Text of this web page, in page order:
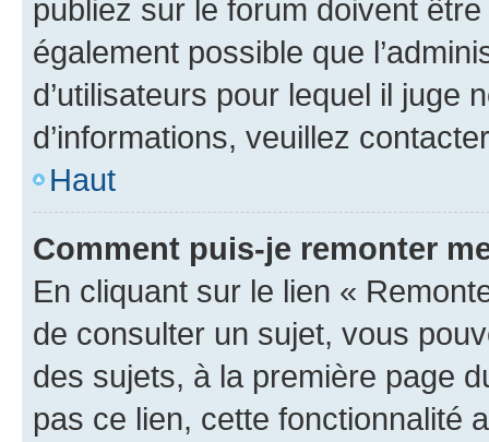
publiez sur le forum doivent
également possible que
d’utilisateurs pour lequel il juge
d’informations, veuillez
Haut
Comment puis-je remonter
En cliquant sur le lien «
de consulter un sujet, vous
des sujets, à la première page
pas ce lien, cette fonctionnalité